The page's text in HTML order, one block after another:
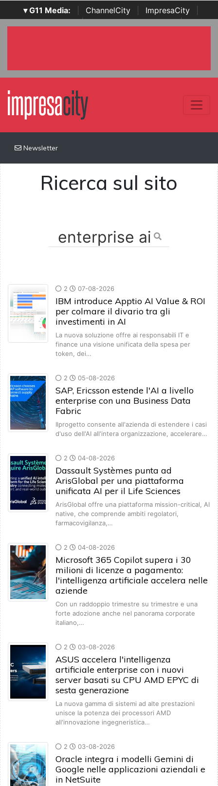
▾ G11 Media: ChannelCity ImpresaCity
SecurityOpenLab | Italian Channel Awards | Italian
Newsletter
Ricerca sul sito
2 07-08-2026
IBM introduce Apptio AI Value & ROI
per colmare il divario tra gli
investimenti in AI
La nuova soluzione offre ai responsabili IT e
finance una visione unificata della spesa per
token, dei…
2 05-08-2026
SAP, Ericsson estende l'AI a livello
enterprise con una Business Data
Fabric
Ilprogetto consente all'azienda di estendere i casi
d'uso dell'AI all'intera organizzazione, accelerare…
2 04-08-2026
Dassault Systèmes punta ad
ArisGlobal per una piattaforma
unificata AI per il Life Sciences
ArisGlobal offre una piattaforma mission-critical, AI
native, che comprende ambiti regolatori,
farmacovigilanza,…
2 04-08-2026
Microsoft 365 Copilot supera i 30
milioni di licenze a pagamento:
l'intelligenza artificiale accelera nelle
aziende
Con un raddoppio trimestre su trimestre e una
forte adozione anche nel panorama corporate
italiano,…
2 03-08-2026
ASUS accelera l'intelligenza
artificiale enterprise con i nuovi
server basati su CPU AMD EPYC di
sesta generazione
La nuova gamma di sistemi ad alte prestazioni
unisce la potenza dei processori AMD
all'innovazione ingegneristica…
2 03-08-2026
Oracle integra i modelli Gemini di
Google nelle applicazioni aziendali e
in NetSuite